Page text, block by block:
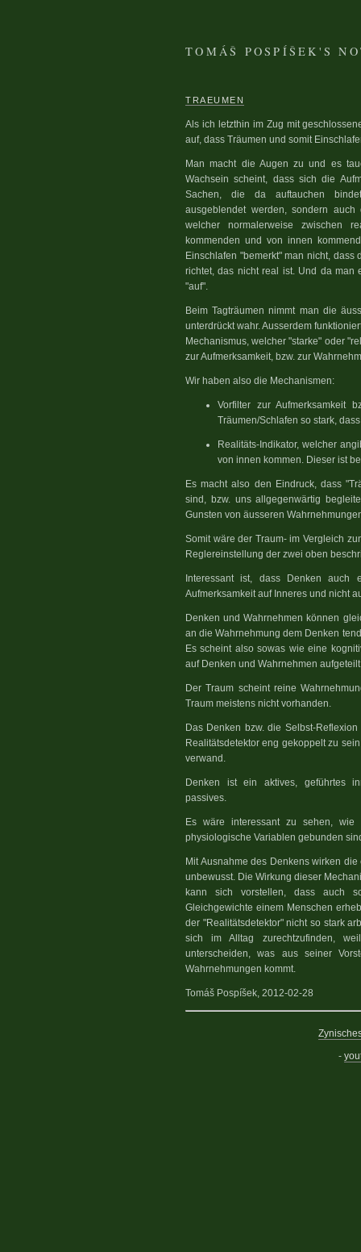
TOMÁŠ POSPÍŠEK'S
TRAEUMEN
Als ich letzthin im Zug mit
auf, dass Träumen und somit
Man macht die Augen zu und es
Wachsein scheint, dass sich die
Sachen, die da auftauchen
ausgeblendet werden, sondern
welcher normalerweise zwischen
kommenden und von innen
Einschlafen "bemerkt" man nicht,
richtet, das nicht real ist. Und da man
"auf".
Beim Tagträumen nimmt man die
unterdrückt wahr. Ausserdem
Mechanismus, welcher "starke" oder
zur Aufmerksamkeit, bzw. zur
Wir haben also die Mechanismen:
Vorfilter zur Aufmerksamkeit
Träumen/Schlafen so stark,
Realitäts-Indikator, welcher
von innen kommen. Dieser ist
Es macht also den Eindruck, dass
sind, bzw. uns allgegenwärtig
Gunsten von äusseren
Somit wäre der Traum- im Vergleich
Reglereinstellung der zwei oben
Interessant ist, dass Denken
Aufmerksamkeit auf Inneres und nicht
Denken und Wahrnehmen können
an die Wahrnehmung dem Denken
Es scheint also sowas wie eine
auf Denken und Wahrnehmen
Der Traum scheint reine
Traum meistens nicht vorhanden.
Das Denken bzw. die Selbst-
Realitätsdetektor eng gekoppelt zu
verwand.
Denken ist ein aktives, geführtes
passives.
Es wäre interessant zu sehen, wie
physiologische Variablen gebunden
Mit Ausnahme des Denkens wirken
unbewusst. Die Wirkung dieser
kann sich vorstellen, dass auch
Gleichgewichte einem Menschen
der "Realitätsdetektor" nicht so stark
sich im Alltag zurechtzufinden,
unterscheiden, was aus seiner
Wahrnehmungen kommt.
Tomáš Pospíšek, 2012-02-28
-